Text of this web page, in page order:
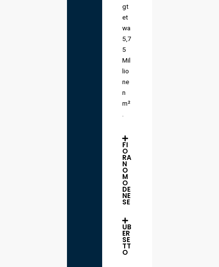
gt
et
wa
5,7
5
Mil
lio
ne
n
m²
FI
O
RA
N
O
M
O
DE
NE
SE
UB
ER
SE
TT
O